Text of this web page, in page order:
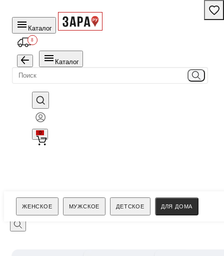
Каталог
8
Каталог
0
ЖЕНСКОЕ МУЖСКОЕ ДЕТСКОЕ ДЛЯ ДОМА
Поиск